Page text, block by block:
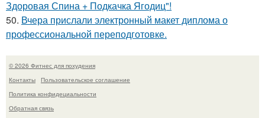
Здоровая Спина + Подкачка Ягодиц"!
50. Вчера прислали электронный макет диплома о
профессиональной переподготовке.
© 2026 Фитнес для похудения
Контакты
Пользовательское соглашение
Политика конфидециальности
Обратная связь